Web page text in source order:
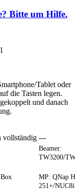
Bitte um Hilfe.
Tablet oder
die Tasten legen.
und danach
vollständig ---
Beamer:
TW3200/
MP: QNap
251+/